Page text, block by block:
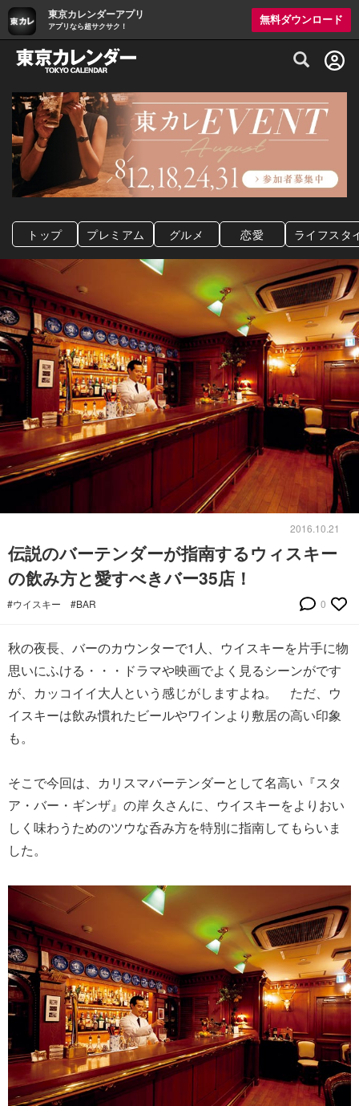
東京カレンダーアプリ
アプリなら超サクサク！
無料ダウンロード
グルメ情報・プレミアムレストラン予約
トップ プレミアム グルメ 恋愛 ライフスタ
2016.10.21
伝説のバーテンダーが指南するウィスキー
の飲み方と愛すべきバー35店！
#ウイスキー #BAR 0
秋の夜長、バーのカウンターで1人、ウイスキーを片手に物
思いにふける・・・ドラマや映画でよく見るシーンがです
が、カッコイイ大人という感じがしますよね。 ただ、ウ
イスキーは飲み慣れたビールやワインより敷居の高い印象
も。
そこで今回は、カリスマバーテンダーとして名高い『スタ
ア・バー・ギンザ』の岸 久さんに、ウイスキーをよりおい
しく味わうためのツウな呑み方を特別に指南してもらいま
した。